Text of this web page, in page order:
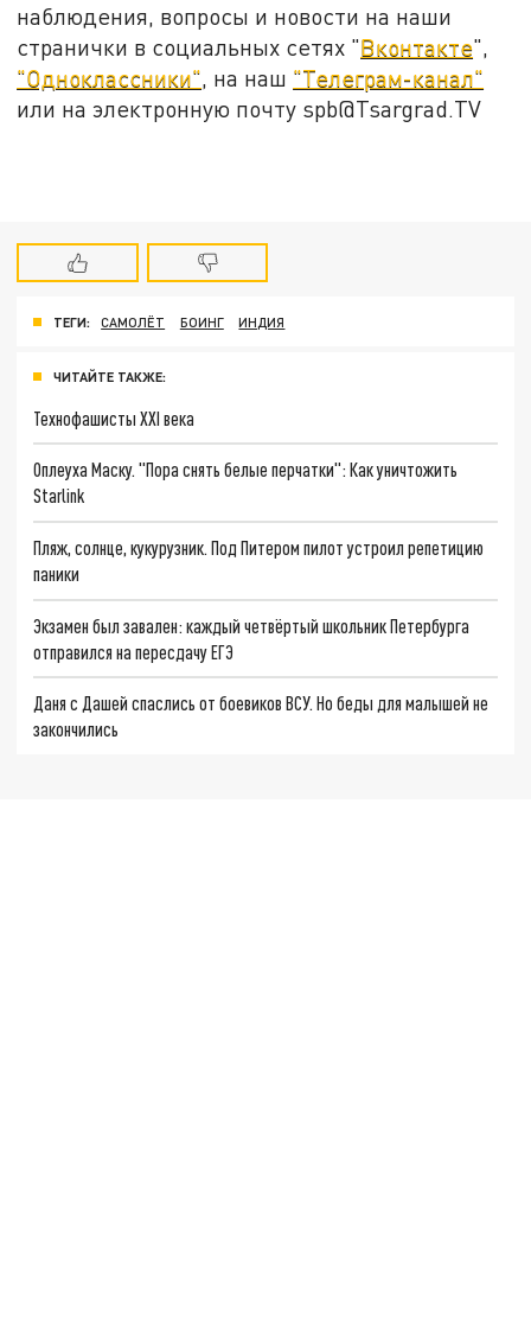
наблюдения, вопросы и новости на наши
странички в социальных сетях "Вконтакте",
"Одноклассники" , на наш "Телеграм-канал"
или на электронную почту spb@Tsargrad.TV
ТЕГИ: САМОЛЁТ БОИНГ ИНДИЯ
ЧИТАЙТЕ ТАКЖЕ:
Технофашисты XXI века
Оплеуха Маску. "Пора снять белые перчатки": Как уничтожить
Starlink
Пляж, солнце, кукурузник. Под Питером пилот устроил репетицию
паники
Экзамен был завален: каждый четвёртый школьник Петербурга
отправился на пересдачу ЕГЭ
Даня с Дашей спаслись от боевиков ВСУ. Но беды для малышей не
закончились